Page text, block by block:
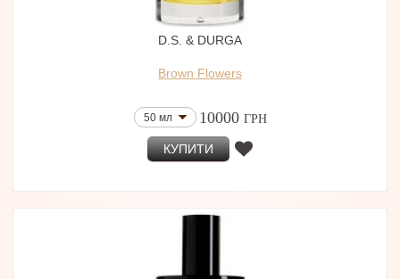
D.S. & DURGA
Brown Flowers
50 мл 10000 ГРН
КУПИТИ